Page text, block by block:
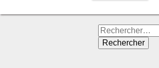
Rechercher :